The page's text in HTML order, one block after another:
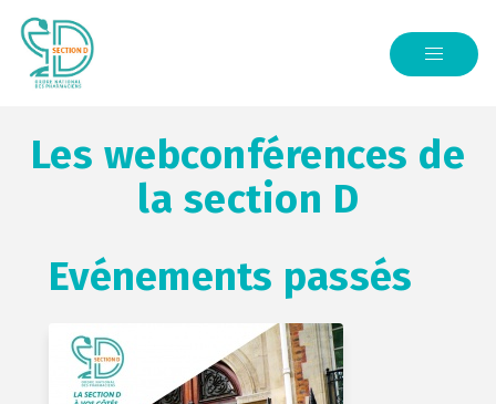
Les webconférences de
la section D
Evénements passés